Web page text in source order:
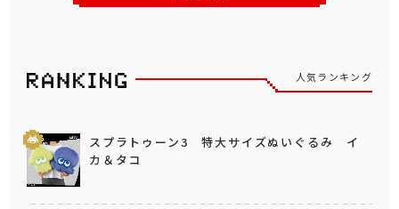
人気ランキング
スプラトゥーン3 特大サイズぬいぐるみ イ
カ＆タコ